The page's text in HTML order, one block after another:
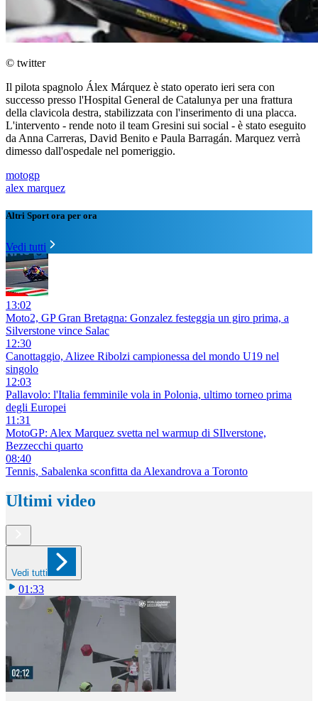
© twitter
Il pilota spagnolo Álex Márquez è stato operato ieri sera con
successo presso l'Hospital General de Catalunya per una frattura
della clavicola destra, stabilizzata con l'inserimento di una placca.
L'intervento - rende noto il team Gresini sui social - è stato eseguito
da Anna Carreras, David Benito e Paula Barragán. Marquez verrà
dimesso dall'ospedale nel pomeriggio.
motogp
alex marquez
Altri Sport ora per ora
Vedi tutti
13:02
Moto2, GP Gran Bretagna: Gonzalez festeggia un giro prima, a
Silverstone vince Salac
12:30
Canottaggio, Alizee Ribolzi campionessa del mondo U19 nel
singolo
12:03
Pallavolo: l'Italia femminile vola in Polonia, ultimo torneo prima
degli Europei
11:31
MotoGP: Alex Marquez svetta nel warmup di SIlverstone,
Bezzecchi quarto
08:40
Tennis, Sabalenka sconfitta da Alexandrova a Toronto
Ultimi video
Vedi tutti
01:33